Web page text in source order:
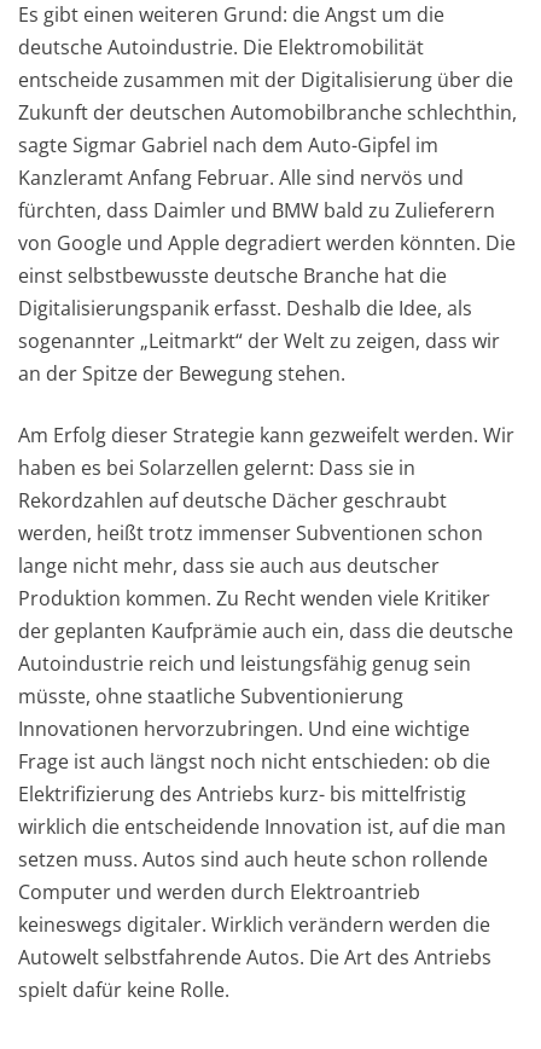
Es gibt einen weiteren Grund: die Angst um die
deutsche Autoindustrie. Die Elektromobilität
entscheide zusammen mit der Digitalisierung über die
Zukunft der deutschen Automobilbranche schlechthin,
sagte Sigmar Gabriel nach dem Auto-Gipfel im
Kanzleramt Anfang Februar. Alle sind nervös und
fürchten, dass Daimler und BMW bald zu Zulieferern
von Google und Apple degradiert werden könnten. Die
einst selbstbewusste deutsche Branche hat die
Digitalisierungspanik erfasst. Deshalb die Idee, als
sogenannter „Leitmarkt“ der Welt zu zeigen, dass wir
an der Spitze der Bewegung stehen.
Am Erfolg dieser Strategie kann gezweifelt werden. Wir
haben es bei Solarzellen gelernt: Dass sie in
Rekordzahlen auf deutsche Dächer geschraubt
werden, heißt trotz immenser Subventionen schon
lange nicht mehr, dass sie auch aus deutscher
Produktion kommen. Zu Recht wenden viele Kritiker
der geplanten Kaufprämie auch ein, dass die deutsche
Autoindustrie reich und leistungsfähig genug sein
müsste, ohne staatliche Subventionierung
Innovationen hervorzubringen. Und eine wichtige
Frage ist auch längst noch nicht entschieden: ob die
Elektrifizierung des Antriebs kurz- bis mittelfristig
wirklich die entscheidende Innovation ist, auf die man
setzen muss. Autos sind auch heute schon rollende
Computer und werden durch Elektroantrieb
keineswegs digitaler. Wirklich verändern werden die
Autowelt selbstfahrende Autos. Die Art des Antriebs
spielt dafür keine Rolle.